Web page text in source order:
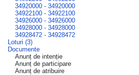
34920000 - 34920000
34922100 - 34922100
34926000 - 34926000
34928000 - 34928000
34928472 - 34928472
Loturi (3)
Documente
Anunț de intenție
Anunț de participare
Anunț de atribuire